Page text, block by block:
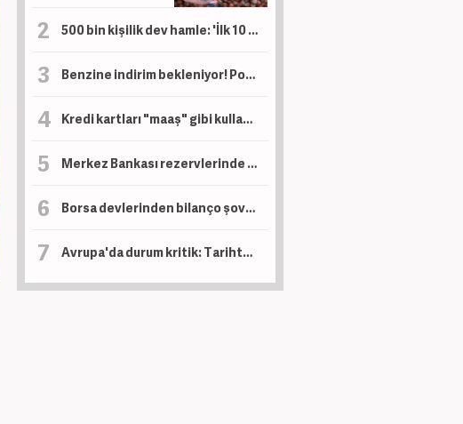
500 bin kişilik dev hamle: 'İlk 10 ülke arasına girmek üzereyiz!'
Benzine indirim bekleniyor! Pompa fiyatlarına yansıyacak mı?
Kredi kartları "maaş" gibi kullanılıyor! Buna çok dikkat edin
Merkez Bankası rezervlerinde yükseliş sürüyor! 164,4 milyar dolara çıktı
Borsa devlerinden bilanço şovu! Yatırımcılar için yıl sonu ipuçları geldi
Avrupa'da durum kritik: Tarihte böylesi görülmedi